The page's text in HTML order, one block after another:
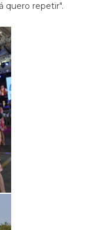
quero repetir".